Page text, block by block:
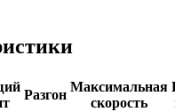
Разгон
Максимальная
скорость